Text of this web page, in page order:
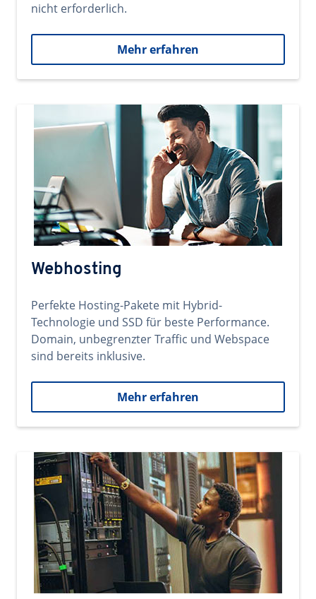
nicht erforderlich.
Mehr erfahren
Webhosting
Perfekte Hosting-Pakete mit Hybrid-
Technologie und SSD für beste Performance.
Domain, unbegrenzter Traffic und Webspace
sind bereits inklusive.
Mehr erfahren